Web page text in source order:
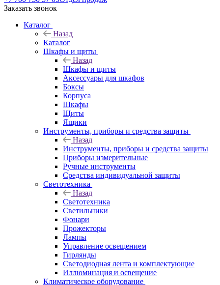
Заказать звонок
Каталог
Назад
Каталог
Шкафы и щиты
Назад
Шкафы и щиты
Аксессуары для шкафов
Боксы
Корпуса
Шкафы
Щиты
Ящики
Инструменты, приборы и средства защиты
Назад
Инструменты, приборы и средства защиты
Приборы измерительные
Ручные инструменты
Средства индивидуальной защиты
Светотехника
Назад
Светотехника
Светильники
Фонари
Прожекторы
Лампы
Управление освещением
Гирлянды
Светодиодная лента и комплектующие
Иллюминация и освещение
Климатическое оборудование